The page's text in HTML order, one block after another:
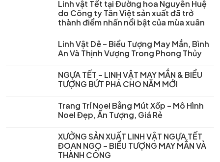
Linh vật Tết tại Đường hoa Nguyễn Huệ
do Công ty Tân Việt sản xuất đã trở
thành điểm nhấn nổi bật của mùa xuân
Linh Vật Dê – Biểu Tượng May Mắn, Bình
An Và Thịnh Vượng Trong Phong Thủy
NGỰA TẾT – LINH VẬT MAY MẮN & BIỂU
TƯỢNG BỨT PHÁ CHO NĂM MỚI
Trang Trí Noel Bằng Mút Xốp – Mô Hình
Noel Đẹp, Ấn Tượng, Giá Rẻ
XƯỞNG SẢN XUẤT LINH VẬT NGỰA TẾT
ĐOAN NGỌ – BIỂU TƯỢNG MAY MẮN VÀ
THÀNH CÔNG